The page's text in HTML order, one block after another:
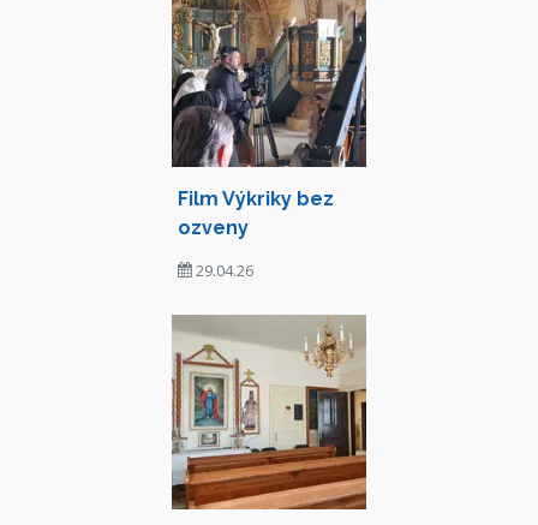
Film Výkriky bez
ozveny
29.04.26